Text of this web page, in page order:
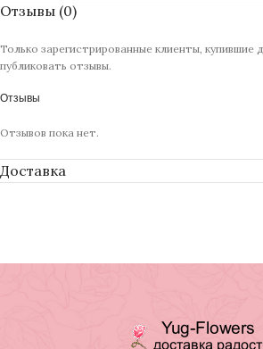
Отзывы (0)
Отзывы
Отзывов пока нет.
Только зарегистрированные клиенты, купившие
публиковать отзывы.
Доставка